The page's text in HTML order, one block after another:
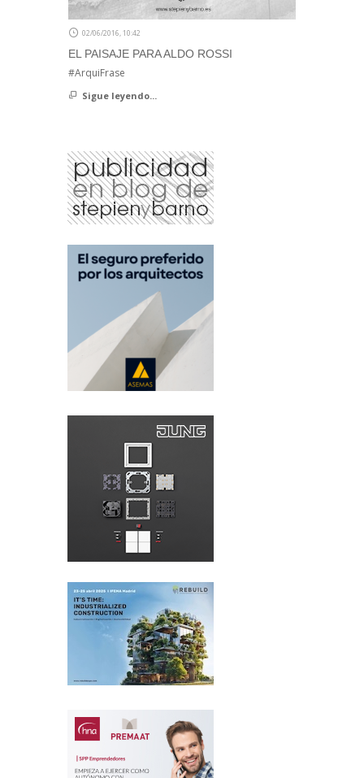
02/06/2016, 10:42
EL PAISAJE PARA ALDO ROSSI
#ArquiFrase
Sigue leyendo...